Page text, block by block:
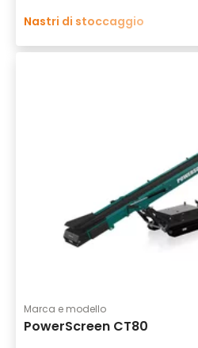
Nastri di stoccaggio
Marca e modello
PowerScreen CT80